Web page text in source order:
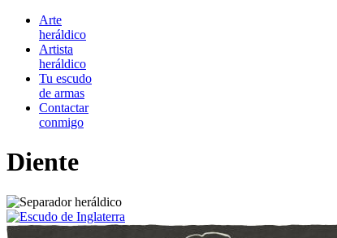
Arte
heráldico
Artista
heráldico
Tu escudo
de armas
Contactar
conmigo
Diente